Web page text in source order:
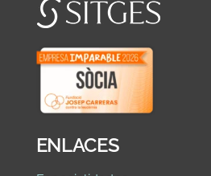
ENLACES